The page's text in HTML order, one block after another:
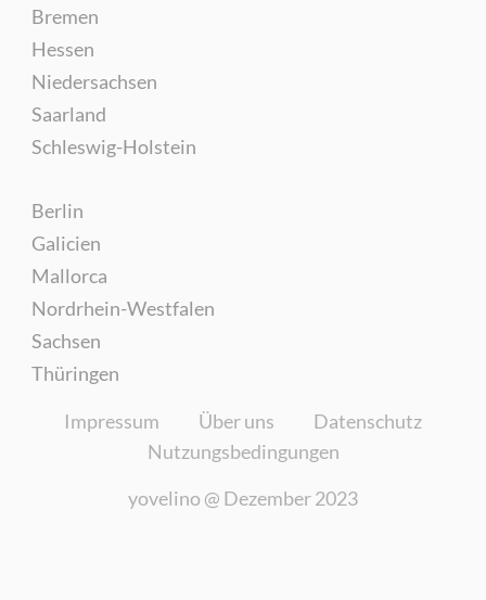
Bremen
Hessen
Niedersachsen
Saarland
Schleswig-Holstein
Berlin
Galicien
Mallorca
Nordrhein-Westfalen
Sachsen
Thüringen
Impressum Über uns
Datenschutz
Nutzungsbedingungen
yovelino @ Dezember 2023